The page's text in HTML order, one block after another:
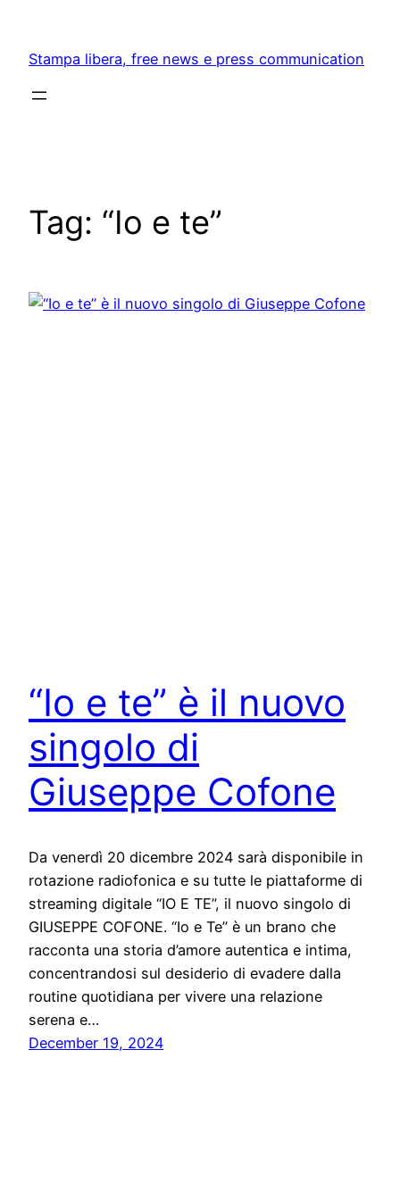
content
Stampa libera, free news e press communication
Tag: “Io e te”
“Io e te” è il nuovo
singolo di
Giuseppe Cofone
Da venerdì 20 dicembre 2024 sarà disponibile in
rotazione radiofonica e su tutte le piattaforme di
streaming digitale “IO E TE”, il nuovo singolo di
GIUSEPPE COFONE. “Io e Te” è un brano che
racconta una storia d’amore autentica e intima,
concentrandosi sul desiderio di evadere dalla
routine quotidiana per vivere una relazione
serena e…
December 19, 2024